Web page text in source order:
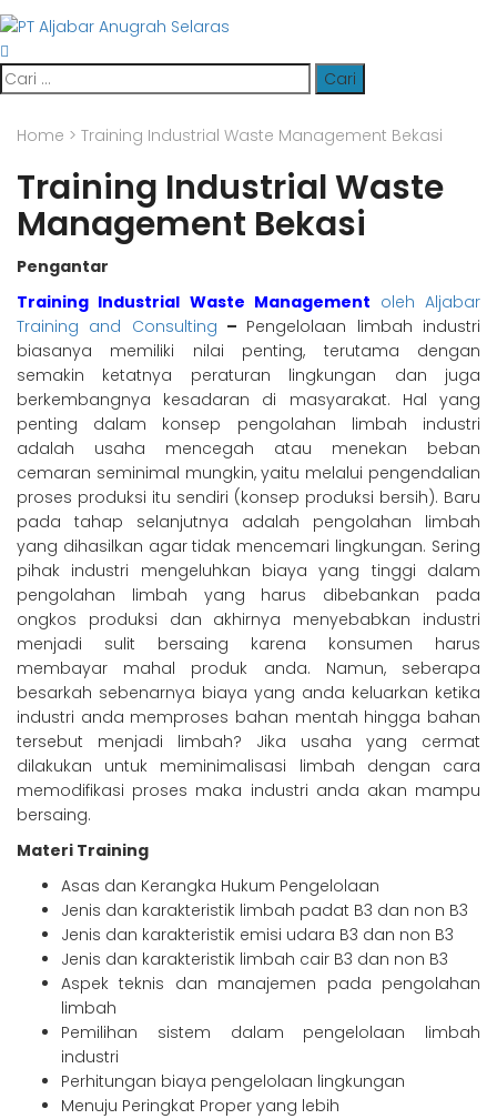
Cari
untuk:
Home > Training Industrial Waste Management Bekasi
Training Industrial Waste
Management Bekasi
Pengantar
Training Industrial Waste Management oleh Aljabar
Training and Consulting – Pengelolaan limbah industri
biasanya memiliki nilai penting, terutama dengan
semakin ketatnya peraturan lingkungan dan juga
berkembangnya kesadaran di masyarakat. Hal yang
penting dalam konsep pengolahan limbah industri
adalah usaha mencegah atau menekan beban
cemaran seminimal mungkin, yaitu melalui pengendalian
proses produksi itu sendiri (konsep produksi bersih). Baru
pada tahap selanjutnya adalah pengolahan limbah
yang dihasilkan agar tidak mencemari lingkungan. Sering
pihak industri mengeluhkan biaya yang tinggi dalam
pengolahan limbah yang harus dibebankan pada
ongkos produksi dan akhirnya menyebabkan industri
menjadi sulit bersaing karena konsumen harus
membayar mahal produk anda. Namun, seberapa
besarkah sebenarnya biaya yang anda keluarkan ketika
industri anda memproses bahan mentah hingga bahan
tersebut menjadi limbah? Jika usaha yang cermat
dilakukan untuk meminimalisasi limbah dengan cara
memodifikasi proses maka industri anda akan mampu
bersaing.
Materi Training
Asas dan Kerangka Hukum Pengelolaan
Jenis dan karakteristik limbah padat B3 dan non B3
Jenis dan karakteristik emisi udara B3 dan non B3
Jenis dan karakteristik limbah cair B3 dan non B3
Aspek teknis dan manajemen pada pengolahan
limbah
Pemilihan sistem dalam pengelolaan limbah
industri
Perhitungan biaya pengelolaan lingkungan
Menuju Peringkat Proper yang lebih